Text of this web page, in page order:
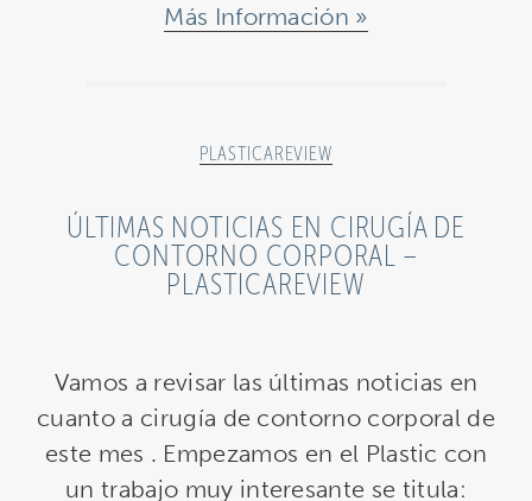
Más Información
PLASTICAREVIEW
ÚLTIMAS NOTICIAS EN CIRUGÍA DE
CONTORNO CORPORAL –
PLASTICAREVIEW
Vamos a revisar las últimas noticias en
cuanto a cirugía de contorno corporal de
este mes . Empezamos en el Plastic con
un trabajo muy interesante se titula: